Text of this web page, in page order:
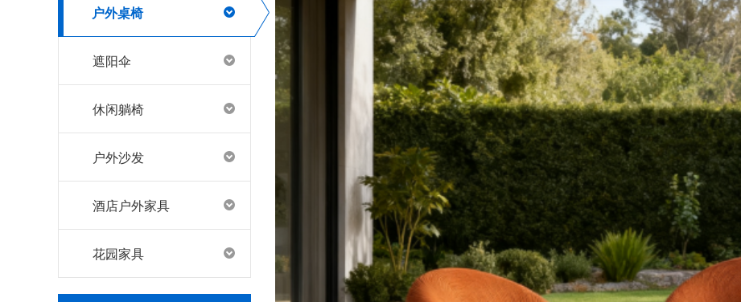
户外桌椅
遮阳伞
休闲躺椅
户外沙发
酒店户外家具
花园家具
推荐一些源头户外家具工厂
找到户外家具工厂，康福特脱颖而出